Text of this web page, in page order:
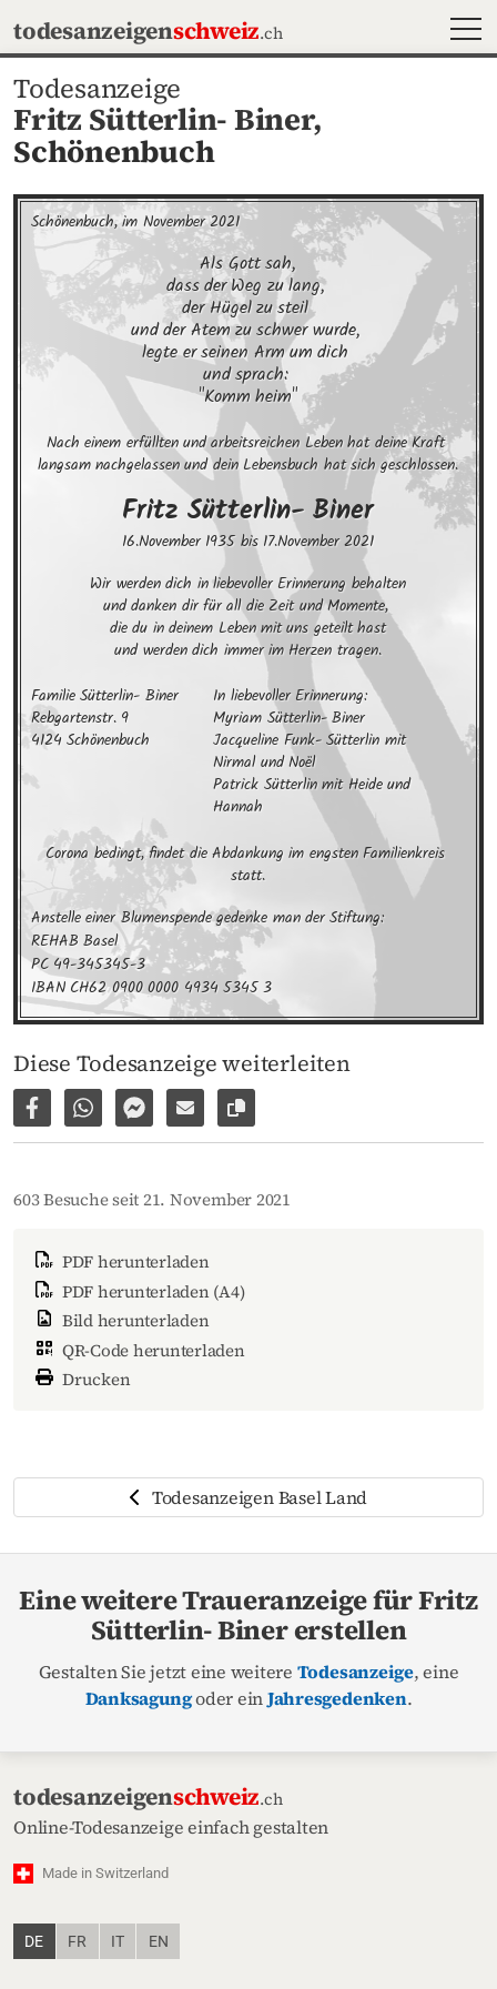
todesanzeigenschweiz.ch
Todesanzeige
Fritz Sütterlin- Biner,
Schönenbuch
Schönenbuch, im November 2021
Als Gott sah,
dass der Weg zu lang,
der Hügel zu steil
und der Atem zu schwer wurde,
legte er seinen Arm um dich
und sprach:
"Komm heim"
Nach einem erfüllten und arbeitsreichen Leben hat deine Kraft
langsam nachgelassen und dein Lebensbuch hat sich geschlossen.
Fritz Sütterlin- Biner
16.November 1935bis 17.November 2021
Wir werden dich in liebevoller Erinnerung behalten
und danken dir für all die Zeit und Momente,
die du in deinem Leben mit uns geteilt hast
und werden dich immer im Herzen tragen.
Familie Sütterlin- Biner
Rebgartenstr. 9
4124 Schönenbuch
In liebevoller Erinnerung:
Myriam Sütterlin- Biner
Jacqueline Funk- Sütterlin mit
Nirmal und Noël
Patrick Sütterlin mit Heide und
Hannah
Corona bedingt, findet die Abdankung im engsten Familienkreis
statt.
Anstelle einer Blumenspende gedenke man der Stiftung:
REHAB Basel
PC 49-345345-3
IBAN CH62 0900 0000 4934 5345 3
Diese Todesanzeige weiterleiten
Auf Facebook teilen
Per WhatsApp weiterleiten
Per Facebook Messenger weiterleiten
Per E-Mail versenden
Link zur Seite kopieren
603 Besuche seit 21. November 2021
PDF herunterladen
PDF herunterladen (A4)
Bild herunterladen
QR-Code herunterladen
Drucken
Todesanzeigen Basel Land
Eine weitere Traueranzeige für Fritz
Sütterlin- Biner erstellen
Gestalten Sie jetzt eine weitere Todesanzeige, eine
Danksagungoder einJahresgedenken.
todesanzeigenschweiz.ch
Online-Todesanzeige einfach gestalten
Made in Switzerland
DE FR IT EN